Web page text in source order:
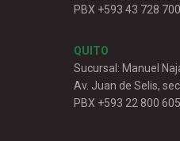
PBX +593 43 728 700
QUITO
Sucursal: Manuel
Av. Juan de Selis,
PBX +593 22 800 605